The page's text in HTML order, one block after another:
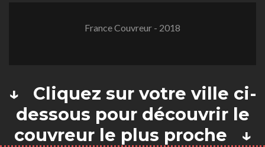
France Couvreur - 2018
↓ Cliquez sur votre ville ci-
dessous pour découvrir le
couvreur le plus proche ↓